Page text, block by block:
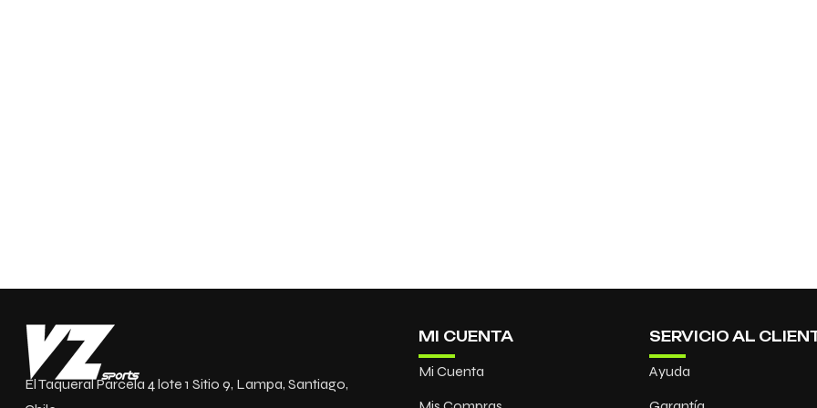
El Taqueral Parcela 4 lote 1 Sitio 9, Lampa, Santiago,
MI CUENTA
Mi Cuenta
SERVICIO AL
Ayuda